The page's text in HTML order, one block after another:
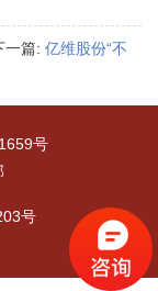
一篇: 亿维股份“不
号
号